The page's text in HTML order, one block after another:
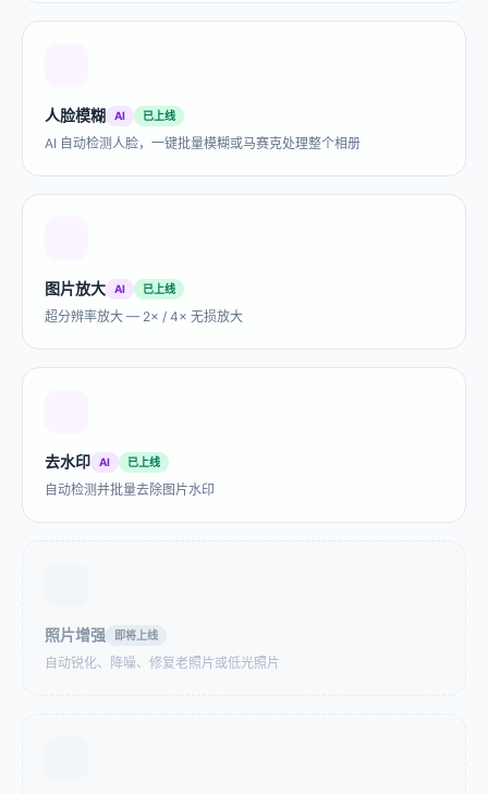
图片压缩到 50KB
政府表单、招聘系统提示
名图片、ID扫描件。
有50张以上的图片需要全
进来，几秒搞定，全程不
上传。
Reddit 头像上传后变模
糊？文件太大被 Reddit 二
次压缩，画质严重下降。
不了？转成 GIF 就能到处
分享。
费，无需注册。
人脸模糊 AI 已上线
AI 自动检测人脸，一键批量模糊或马赛克处理整个相册
图片放大 AI 已上线
超分辨率放大 — 2× / 4× 无损放大
去水印 AI 已上线
自动检测并批量去除图片水印
照片增强 即将上线
自动锐化、降噪、修复老照片或低光照片